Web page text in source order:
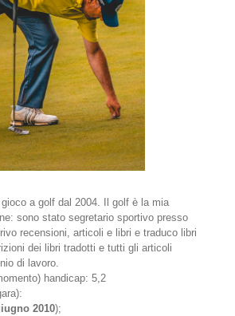
a golf dal 2004. Il golf è la mia
sono stato segretario sportivo presso
recensioni, articoli e libri e traduco libri
dei libri tradotti e tutti gli articoli
di lavoro.
handicap: 5,2
2010);